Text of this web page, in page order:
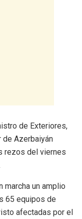
de Exteriores,
de Azerbaiyán
rezos del viernes
marcha un amplio
65 equipos de
afectadas por el